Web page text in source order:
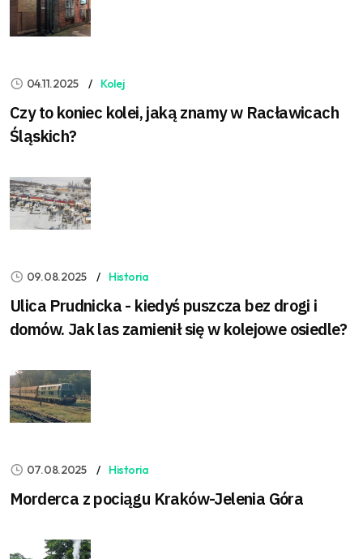
04.11.2025 Kolej
Czy to koniec kolei, jaką znamy w Racławicach
Śląskich?
09.08.2025 Historia
Ulica Prudnicka - kiedyś puszcza bez drogi i
domów. Jak las zamienił się w kolejowe osiedle?
07.08.2025 Historia
Morderca z pociągu Kraków-Jelenia Góra